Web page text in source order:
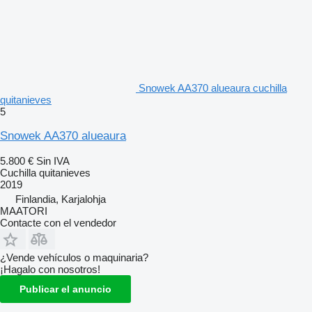
Snowek AA370 alueaura cuchilla
quitanieves
5
Snowek AA370 alueaura
5.800 € Sin IVA
Cuchilla quitanieves
2019
Finlandia, Karjalohja
MAATORI
Contacte con el vendedor
¿Vende vehículos o maquinaria?
¡Hagalo con nosotros!
Publicar el anuncio